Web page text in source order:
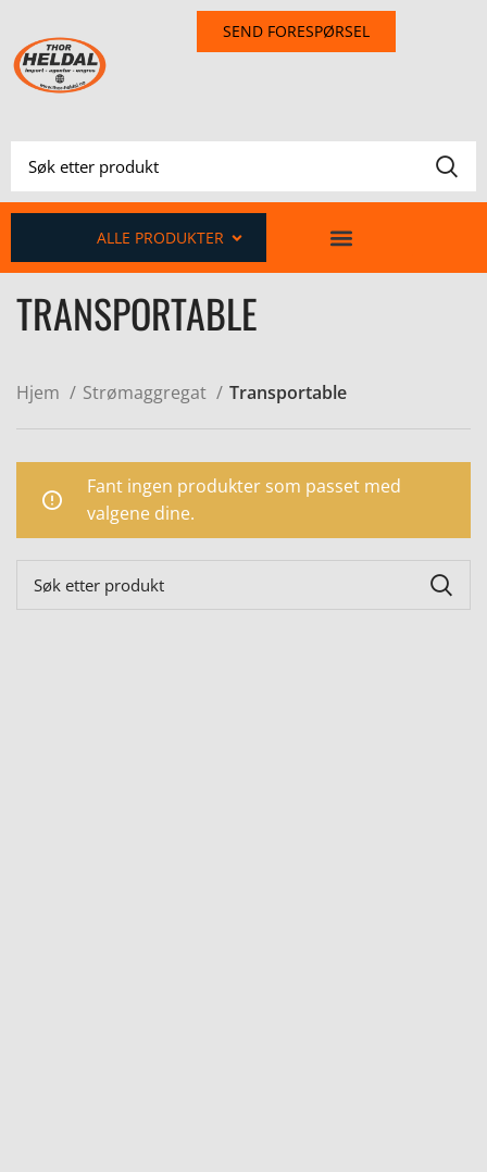
SEND FORESPØRSEL
ALLE PRODUKTER
TRANSPORTABLE
Hjem Strømaggregat Transportable
Fant ingen produkter som passet med
valgene dine.